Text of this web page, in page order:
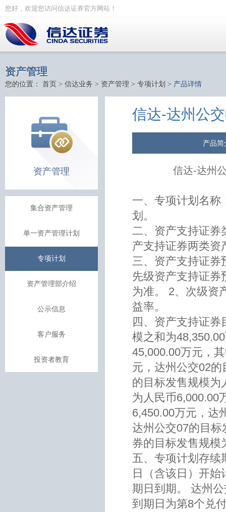
您好，欢迎您访问信达证券官方网站！
资产管理
您的位置： 首页 > 信达业务 > 资产管理 > 专项计划 > 产品详情
资产管理
集合资产管理
单一资产管理计划
专项计划
资产管理部介绍
公示信息
客户服务
投资者教育
信达-达州公
产品简
信达-达州
一、专项计划名称
划。
二、资产支持证券
产支持证券两类
三、资产支持证券
先级资产支持证券
为准。 2、次级资
益率。
四、资产支持证券
模之和为
45,000.00万元，
元，达州公交02
的目标发售规模为
为人民币6,000.00
6,450.00万元，达
达州公交07的目
券的目标发售规
五、专项计划存续
日（含该日）开
期日到期。 达州
到期日为第8个兑